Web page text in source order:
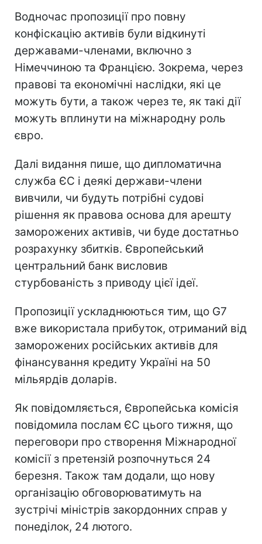
Водночас пропозиції про повну
конфіскацію активів були відкинуті
державами-членами, включно з
Німеччиною та Францією. Зокрема, через
правові та економічні наслідки, які це
можуть бути, а також через те, як такі дії
можуть вплинути на міжнародну роль
євро.
Далі видання пише, що дипломатична
служба ЄС і деякі держави-члени
вивчили, чи будуть потрібні судові
рішення як правова основа для арешту
заморожених активів, чи буде достатньо
розрахунку збитків. Європейський
центральний банк висловив
стурбованість з приводу цієї ідеї.
Пропозиції ускладнюються тим, що G7
вже використала прибуток, отриманий від
заморожених російських активів для
фінансування кредиту Україні на 50
мільярдів доларів.
Як повідомляється, Європейська комісія
повідомила послам ЄС цього тижня, що
переговори про створення Міжнародної
комісії з претензій розпочнуться 24
березня. Також там додали, що нову
організацію обговорюватимуть на
зустрічі міністрів закордонних справ у
понеділок, 24 лютого.